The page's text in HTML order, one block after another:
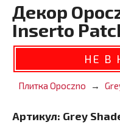
Декор
Inserto
НЕ В
Плитка Opoczno
Артикул: Grey